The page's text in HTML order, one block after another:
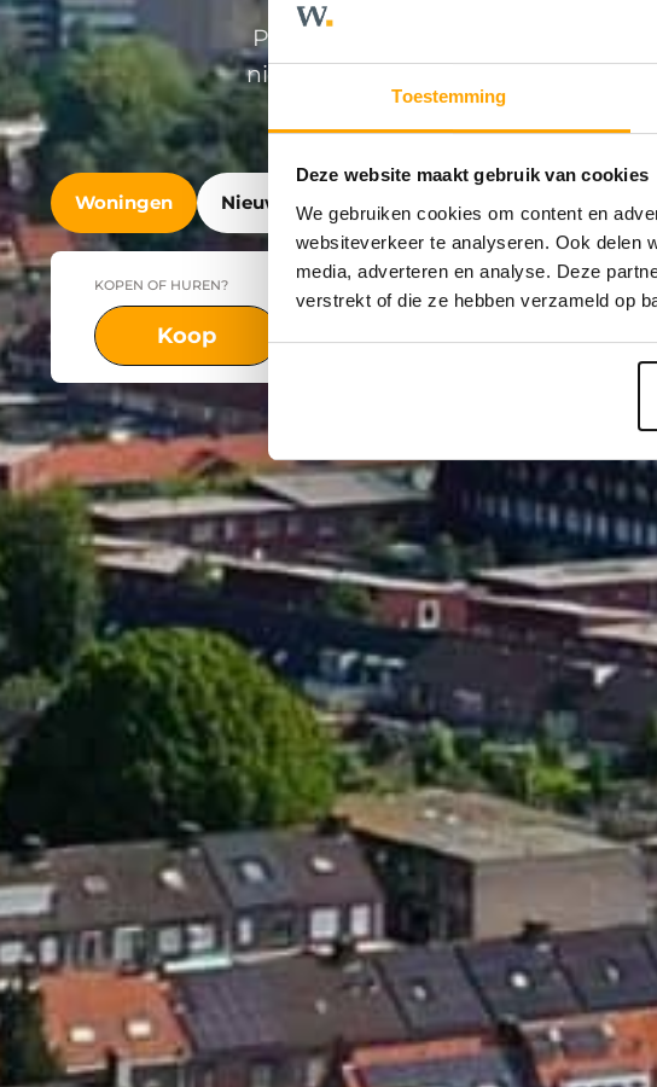
Toestemming
Deze website maakt gebruik van cookies
We gebruiken cookies om content en
websiteverkeer te analyseren. Ook delen
media, adverteren en analyse. Deze
verstrekt of die ze hebben verzameld op
Professioneel en persoonlijk, voor
nieuwbouwontwikkeling en van
Woningen Nieuwbouw Bedrijfshuisvesting
KOPEN OF HUREN?
Koop Huur
PLAATS